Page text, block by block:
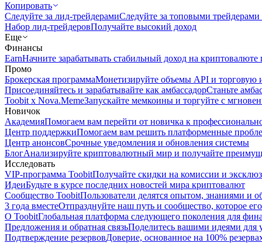
Копировать
Следуйте за лид-трейдерамиСледуйте за топовыми
Набор лид-трейдеровПолучайте высокий доход
Еще
Финансы
EarnНачните зарабатывать стабильный доход на криптовалюте
Промо
Брокерская программаМонетизируйте объемы API и торговую
Присоединяйтесь и зарабатывайте как амбассадорСтаньте
Toobit x Nova.MemeЗапускайте мемкоины и торгуйте с
Новичок
АкадемияПомогаем вам перейти от новичка к
Центр поддержкиПомогаем вам решить платформенные
Центр анонсовСрочные уведомления и обновления системы
БлогАнализируйте криптовалютный мир и получайте
Исследовать
VIP-программа ToobitПолучайте скидки на комиссии и
ИдеиБудьте в курсе последних новостей мира криптовалют
Сообщество ToobitПользователи делятся опытом, знаниями и
3 года вместеОтпразднуйте наш путь и сообщество, которое
О ToobitГлобальная платформа следующего поколения для
Предложения и обратная связьПоделитесь вашими идеями для
Подтверждение резервовДоверие, основанное на 100%